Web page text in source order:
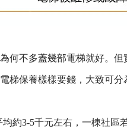
何不多蓋幾部電梯就好。
梯保養樣樣要錢，大致可
約3-5千元左右，一棟社